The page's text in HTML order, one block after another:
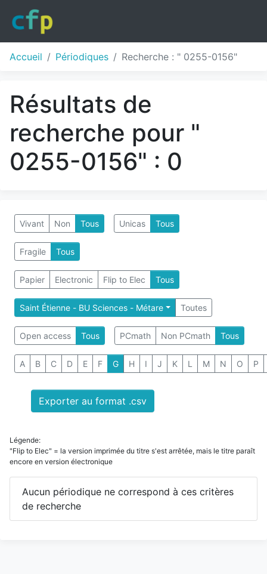
Accueil Périodiques Recherche : " 0255-0156"
Résultats de
recherche pour "
0255-0156" : 0
Vivant Non Tous Unicas Tous
Fragile Tous
Papier Electronic Flip to Elec Tous
Saint Étienne - BU Sciences - Métare Toutes
Open access Tous PCmath Non PCmath Tous
A B C D E F G H I J K L M N O P
Exporter au format .csv
Légende:
"Flip to Elec" = la version imprimée du titre s'est arrêtée, mais le titre paraît
encore en version électronique
Aucun périodique ne correspond à ces critères
de recherche